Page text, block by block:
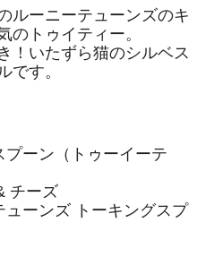
ルーニーテューンズのキ
のトゥイティー。
！いたずら猫のシルベス
です。
ーン（トゥーイーテ
チーズ
ーンズ トーキングスプ